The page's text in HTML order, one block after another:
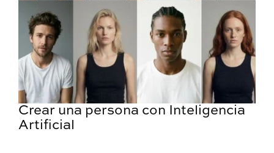
Crear una persona con Inteligencia
Artificial